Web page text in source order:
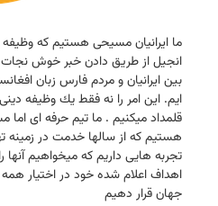
ما ایرانیان مسیحی هستیم كه
انجیل از طریق دادن خبر خوش
بین ایرانیان و مردم فارس زبان
ایم. این امر را نه فقط یك وظیفه
قلمداد میكنیم . ما تیم حرفه ای
هستیم كه از سالها خدمت در زمینه
تجربه هایی داریم كه میخواهیم آنها
اهداف اعلام شده خود در اختیار همه
جهان قرار دهیم